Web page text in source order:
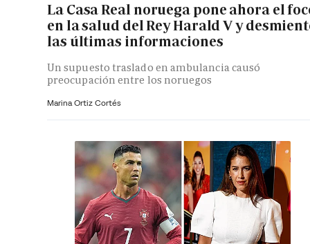
La Casa Real noruega pone ahora el
en la salud del Rey Harald V y
las últimas informaciones
Un supuesto traslado en ambulancia causó
preocupación entre los noruegos
Marina Ortiz Cortés